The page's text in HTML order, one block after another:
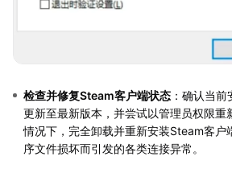
检查并修复Steam客户端状态 ：确认当
更新至最新版本，并尝试以管理员权限重
情况下，完全卸载并重新安装Steam客户
序文件损坏而引发的各类连接异常。